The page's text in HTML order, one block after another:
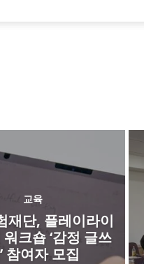
교육
재단, 플레이라이
크숍 ‘감정 글쓰
참여자 모집